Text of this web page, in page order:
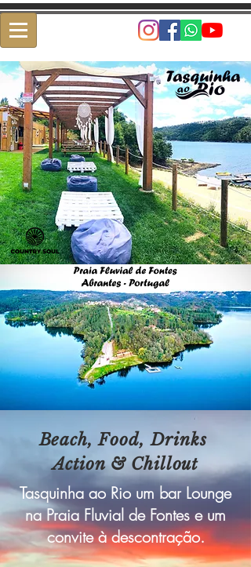
Beach, Food, Drinks
Action & Chillout
Tasquinha ao Rio um bar Lounge
na Praia Fluvial de Fontes e um
convite à descontração.